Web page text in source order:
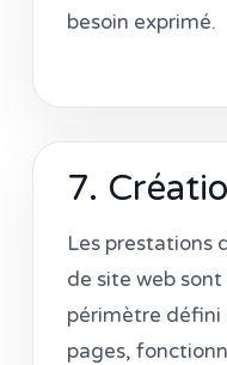
besoin exprimé.
7.
Les prestations
de site web sont
périmètre défini
pages,